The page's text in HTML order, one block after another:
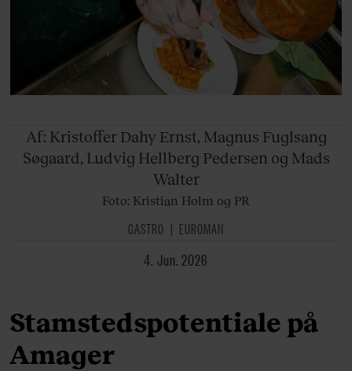
Af: Kristoffer Dahy Ernst, Magnus Fuglsang
Søgaard, Ludvig Hellberg Pedersen og Mads
Walter
Foto: Kristian Holm og PR
GASTRO EUROMAN
4. Jun. 2026
Stamstedspotentiale på
Amager